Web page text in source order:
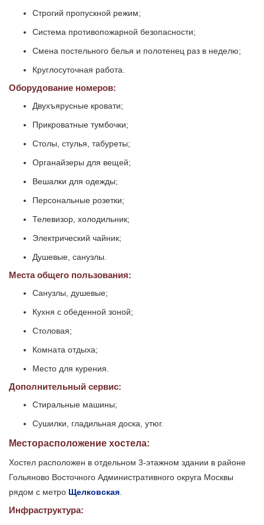
Строгий пропускной режим;
Система противопожарной безопасности;
Смена постельного белья и полотенец раз в неделю;
Круглосуточная работа.
Оборудование номеров:
Двухъярусные кровати;
Прикроватные тумбочки;
Столы, стулья, табуреты;
Органайзеры для вещей;
Вешалки для одежды;
Персональные розетки;
Телевизор, холодильник;
Электрический чайник;
Душевые, санузлы.
Места общего пользования:
Санузлы, душевые;
Кухня с обеденной зоной;
Столовая;
Комната отдыха;
Место для курения.
Дополнительный сервис:
Стиральные машины;
Сушилки, гладильная доска, утюг.
Месторасположение хостела:
Хостел расположен в отдельном 3-этажном здании в районе
Гольяново Восточного Административного округа Москвы
рядом с метро Щелковская.
Инфраструктура: